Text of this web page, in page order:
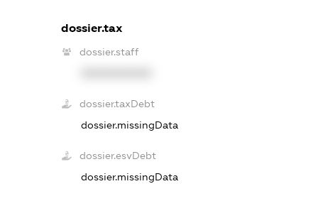
dossier.tax
dossier.staff
dossier.taxDebt
dossier.missingData
dossier.esvDebt
dossier.missingData